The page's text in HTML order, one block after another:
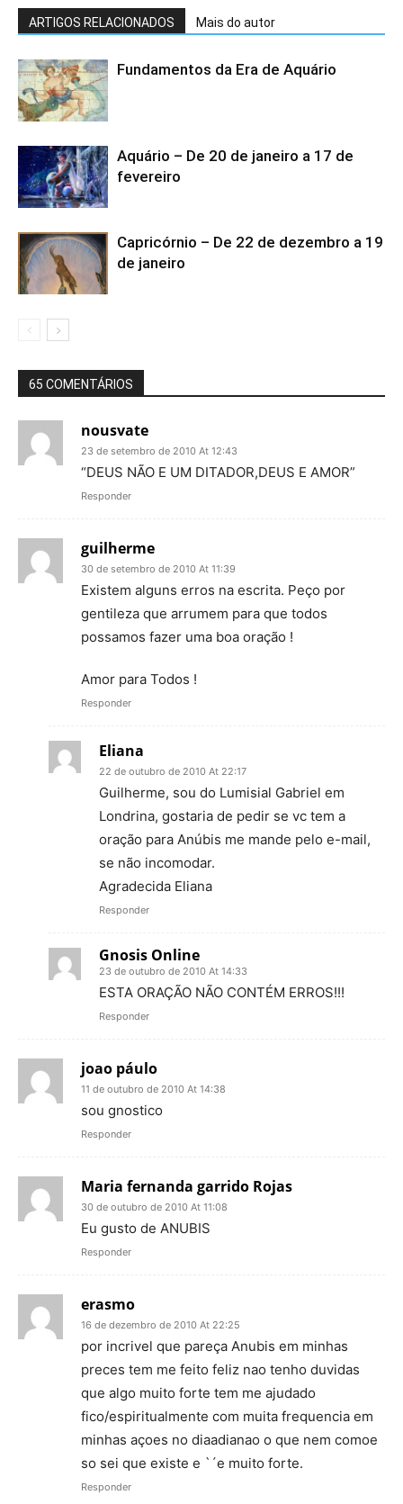
ARTIGOS RELACIONADOS Mais do autor
Fundamentos da Era de Aquário
Aquário – De 20 de janeiro a 17 de
fevereiro
Capricórnio – De 22 de dezembro a 19
de janeiro
65 COMENTÁRIOS
nousvate
23 de setembro de 2010 At 12:43
“DEUS NÃO E UM DITADOR,DEUS E AMOR”
Responder
guilherme
30 de setembro de 2010 At 11:39
Existem alguns erros na escrita. Peço por
gentileza que arrumem para que todos
possamos fazer uma boa oração !
Amor para Todos !
Responder
Eliana
22 de outubro de 2010 At 22:17
Guilherme, sou do Lumisial Gabriel em
Londrina, gostaria de pedir se vc tem a
oração para Anúbis me mande pelo e-mail,
se não incomodar.
Agradecida Eliana
Responder
Gnosis Online
23 de outubro de 2010 At 14:33
ESTA ORAÇÃO NÃO CONTÉM ERROS!!!
Responder
joao páulo
11 de outubro de 2010 At 14:38
sou gnostico
Responder
Maria fernanda garrido Rojas
30 de outubro de 2010 At 11:08
Eu gusto de ANUBIS
Responder
erasmo
16 de dezembro de 2010 At 22:25
por incrivel que pareça Anubis em minhas
preces tem me feito feliz nao tenho duvidas
que algo muito forte tem me ajudado
fico/espiritualmente com muita frequencia em
minhas açoes no diaadianao o que nem comoe
so sei que existe e `´e muito forte.
Responder